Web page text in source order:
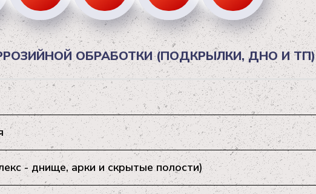
ОБРАБОТКИ (ПОДКРЫЛКИ, ДНО И ТП)
- днище, арки и скрытые полости)